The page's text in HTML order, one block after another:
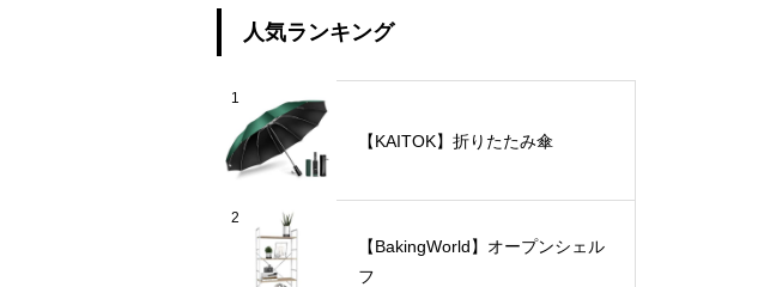
人気ランキング
1
【KAITOK】折りたたみ傘
2
【BakingWorld】オープンシェル
フ